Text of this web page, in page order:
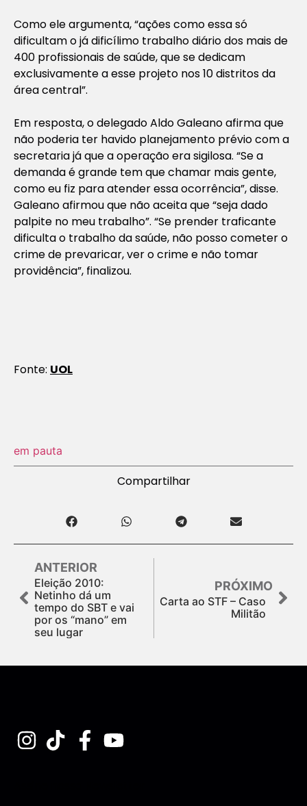
Como ele argumenta, “ações como essa só
dificultam o já dificílimo trabalho diário dos mais de
400 profissionais de saúde, que se dedicam
exclusivamente a esse projeto nos 10 distritos da
área central”.
Em resposta, o delegado Aldo Galeano afirma que
não poderia ter havido planejamento prévio com a
secretaria já que a operação era sigilosa. “Se a
demanda é grande tem que chamar mais gente,
como eu fiz para atender essa ocorrência”, disse.
Galeano afirmou que não aceita que “seja dado
palpite no meu trabalho”. “Se prender traficante
dificulta o trabalho da saúde, não posso cometer o
crime de prevaricar, ver o crime e não tomar
providência”, finalizou.
Fonte: UOL
em pauta
Compartilhar
ANTERIOR
Eleição 2010:
Netinho dá um
tempo do SBT e vai
por os “mano” em
seu lugar
PRÓXIMO
Carta ao STF – Caso
Militão